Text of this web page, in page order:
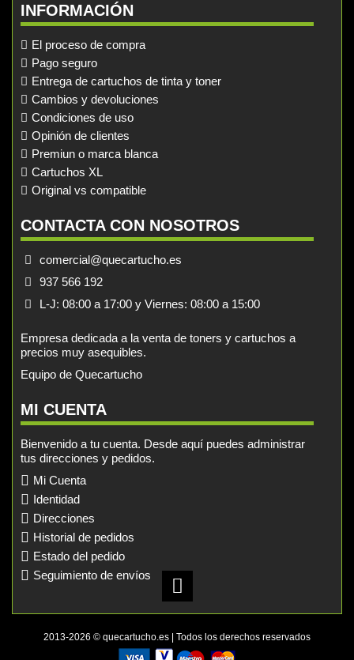
INFORMACIÓN
El proceso de compra
Pago seguro
Entrega de cartuchos de tinta y toner
Cambios y devoluciones
Condiciones de uso
Opinión de clientes
Premiun o marca blanca
Cartuchos XL
Original vs compatible
CONTACTA CON NOSOTROS
comercial@quecartucho.es
937 566 192
L-J: 08:00 a 17:00 y Viernes: 08:00 a 15:00
Empresa dedicada a la venta de toners y cartuchos a
precios muy asequibles.
Equipo de Quecartucho
MI CUENTA
Bienvenido a tu cuenta. Desde aquí puedes administrar
tus direcciones y pedidos.
Mi Cuenta
Identidad
Direcciones
Historial de pedidos
Estado del pedido
Seguimiento de envíos
2013-2026 © quecartucho.es | Todos los derechos reservados